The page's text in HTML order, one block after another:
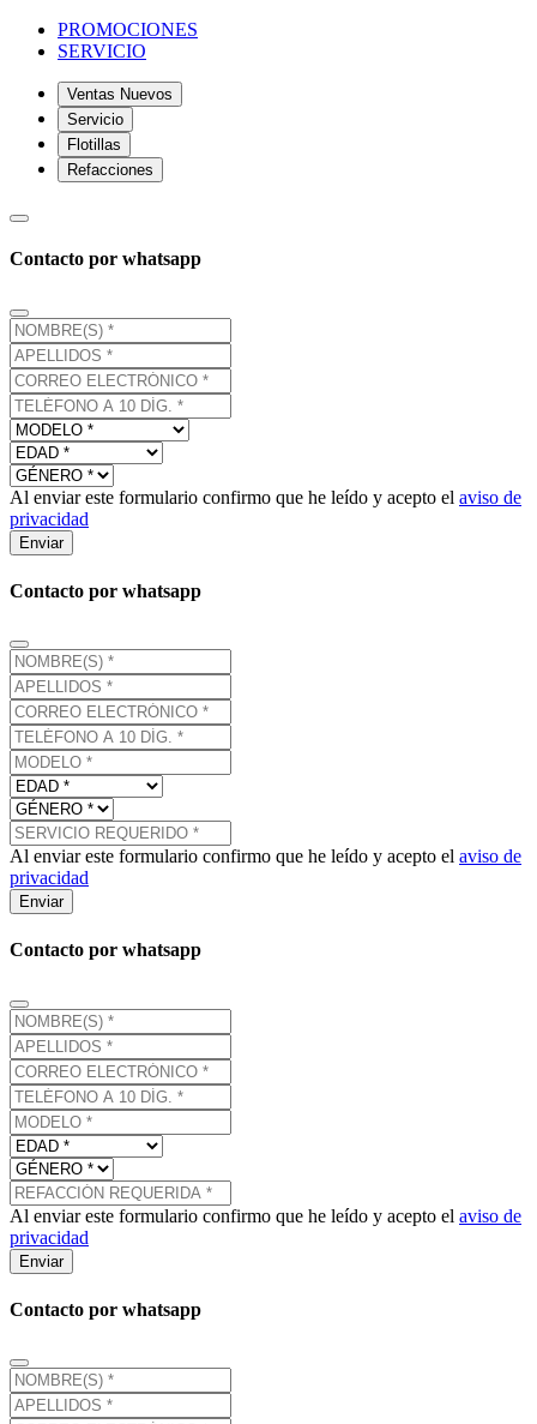
PROMOCIONES
SERVICIO
Ventas Nuevos
Servicio
Flotillas
Refacciones
Contacto por whatsapp
Al enviar este formulario confirmo que he leído y acepto el aviso de
privacidad
Enviar
Contacto por whatsapp
Al enviar este formulario confirmo que he leído y acepto el aviso de
privacidad
Enviar
Contacto por whatsapp
Al enviar este formulario confirmo que he leído y acepto el aviso de
privacidad
Enviar
Contacto por whatsapp